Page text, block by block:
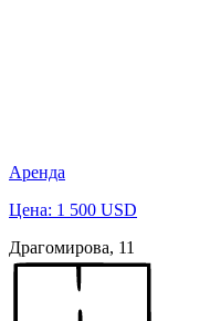
Аренда
Цена: 1 500 USD
Драгомирова, 11